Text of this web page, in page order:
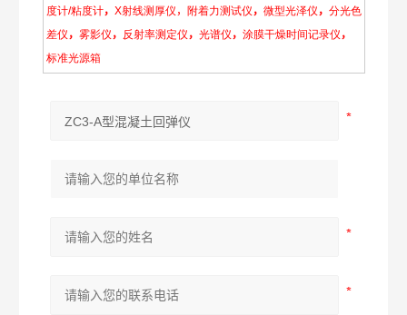
度计/粘度计， X射线测 厚仪 ， 附着力测试仪 ， 微型光泽仪 ， 分光色
差仪 ， 雾影仪 ， 反射率测 定仪 ， 光谱仪 ， 涂膜干燥时间记录仪 ，
标准光源箱